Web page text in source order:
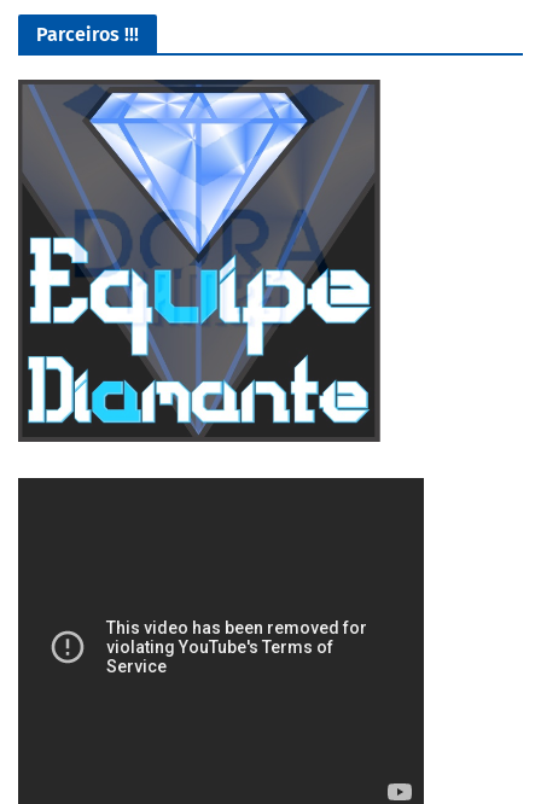
Parceiros !!!
Lives de Gameplay no Facebook Gaming e muito mais